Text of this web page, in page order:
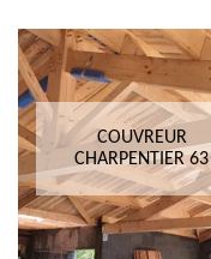
COUVREUR
CHARPENTIER 63